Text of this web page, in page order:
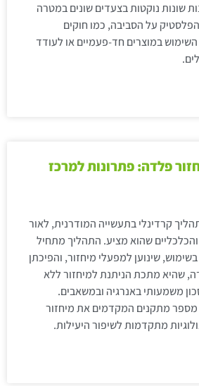
שונות נוקטות בצעדים שונים במטרה
על הסביבה, כמו חוקים
במוצרים חד-פעמיים או לעודד
פלדה: פתרונות למרכז
קרדינלי בתעשייה המודרנית, לאור
והכלכליים שהוא מציע. התהליך מתחיל
שינוען למפעלי מיחזור, והפיכתן
שהיא מתכת הניתנת למיחזור ללא
משמעותי באנרגיה ובמשאבים.
מספר מתקנים המקדמים את מיחזור
מתקדמות לשיפור היעילות.